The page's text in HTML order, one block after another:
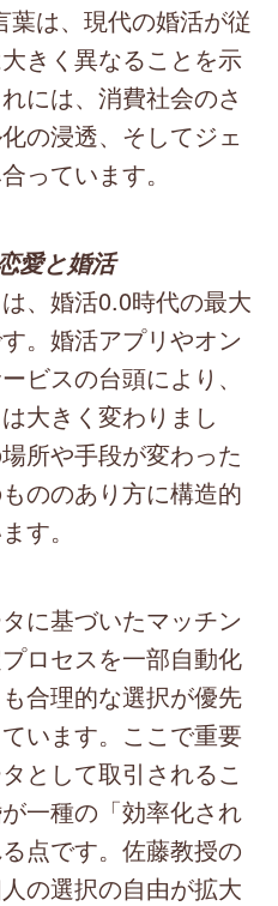
は、現代の婚活が従
きく異なることを示
には、消費社会のさ
の浸透、そしてジェ
っています。
愛と婚活
、婚活0.0時代の最大
。婚活アプリやオン
ビスの台頭により、
大きく変わりまし
所や手段が変わった
ののあり方に構造的
す。
に基づいたマッチン
ロセスを一部自動化
合理的な選択が優先
います。ここで重要
として取引されるこ
一種の「効率化され
点です。佐藤教授の
の選択の自由が拡大